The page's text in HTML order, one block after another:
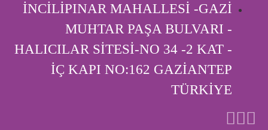
İNCİLİPINAR MAHALLESİ -GAZİ
MUHTAR PAŞA BULVARI -
HALICILAR SİTESİ-NO 34 -2 KAT -
İÇ KAPI ‎NO:162 GAZİANTEP
TÜRKİYE